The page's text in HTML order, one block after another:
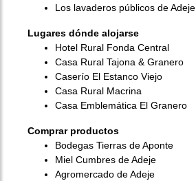
Los lavaderos públicos de Adeje
Lugares dónde alojarse
Hotel Rural Fonda Central
Casa Rural Tajona & Granero
Caserío El Estanco Viejo
Casa Rural Macrina
Casa Emblemática El Granero
Comprar productos
Bodegas Tierras de Aponte
Miel Cumbres de Adeje
Agromercado de Adeje